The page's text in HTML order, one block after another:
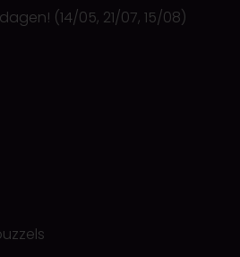
(14/05, 21/07, 15/08)